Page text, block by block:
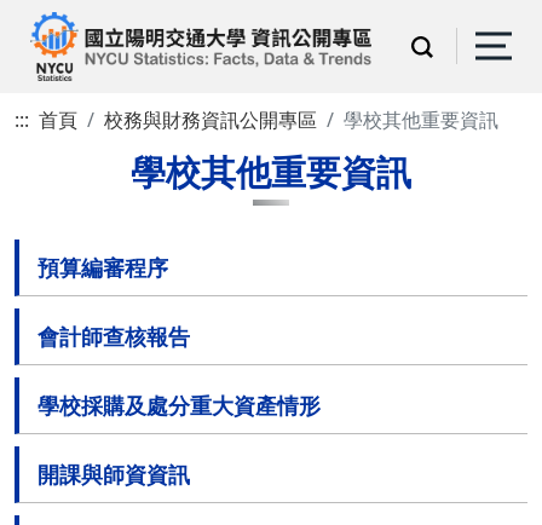
::: 首頁 校務與財務資訊公開專區 學校其他重要資訊
學校其他重要資訊
預算編審程序
會計師查核報告
學校採購及處分重大資產情形
開課與師資資訊